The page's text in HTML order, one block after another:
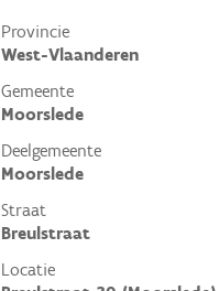
Provincie
West-Vlaanderen
Gemeente
Moorslede
Deelgemeente
Moorslede
Straat
Breulstraat
Locatie